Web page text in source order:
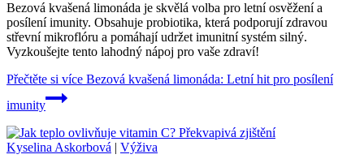
Bezová kvašená limonáda je skvělá volba pro letní osvěžení a
posílení imunity. Obsahuje probiotika, která podporují zdravou
střevní mikroflóru a pomáhají udržet imunitní systém silný.
Vyzkoušejte tento lahodný nápoj pro vaše zdraví!
Přečtěte si více Bezová kvašená limonáda: Letní hit pro posílení
imunity
Kyselina Askorbová | Výživa